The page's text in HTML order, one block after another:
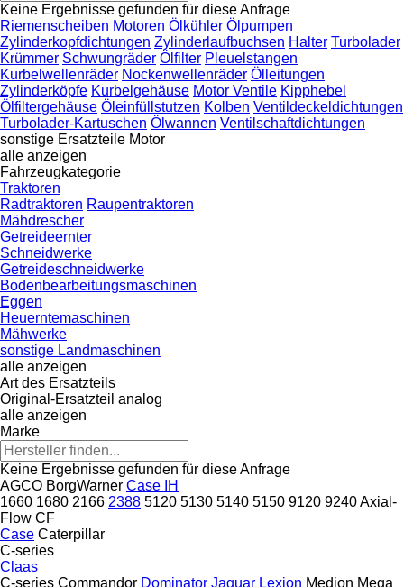
Keine Ergebnisse gefunden für diese Anfrage
Riemenscheiben Motoren Ölkühler Ölpumpen
Zylinderkopfdichtungen Zylinderlaufbuchsen Halter Turbolader
Krümmer Schwungräder Ölfilter Pleuelstangen
Kurbelwellenräder Nockenwellenräder Ölleitungen
Zylinderköpfe Kurbelgehäuse Motor Ventile Kipphebel
Ölfiltergehäuse Öleinfüllstutzen Kolben Ventildeckeldichtungen
Turbolader‑Kartuschen Ölwannen Ventilschaftdichtungen
sonstige Ersatzteile Motor
alle anzeigen
Fahrzeugkategorie
Traktoren
Radtraktoren Raupentraktoren
Mähdrescher
Getreideernter
Schneidwerke
Getreideschneidwerke
Bodenbearbeitungsmaschinen
Eggen
Heuerntemaschinen
Mähwerke
sonstige Landmaschinen
alle anzeigen
Art des Ersatzteils
Original-Ersatzteil analog
alle anzeigen
Marke
Keine Ergebnisse gefunden für diese Anfrage
AGCO BorgWarner Case IH
1660 1680 2166 2388 5120 5130 5140 5150 9120 9240Axial-
Flow CF
Case Caterpillar
C-series
Claas
C-series Commandor Dominator Jaguar Lexion Medion Mega